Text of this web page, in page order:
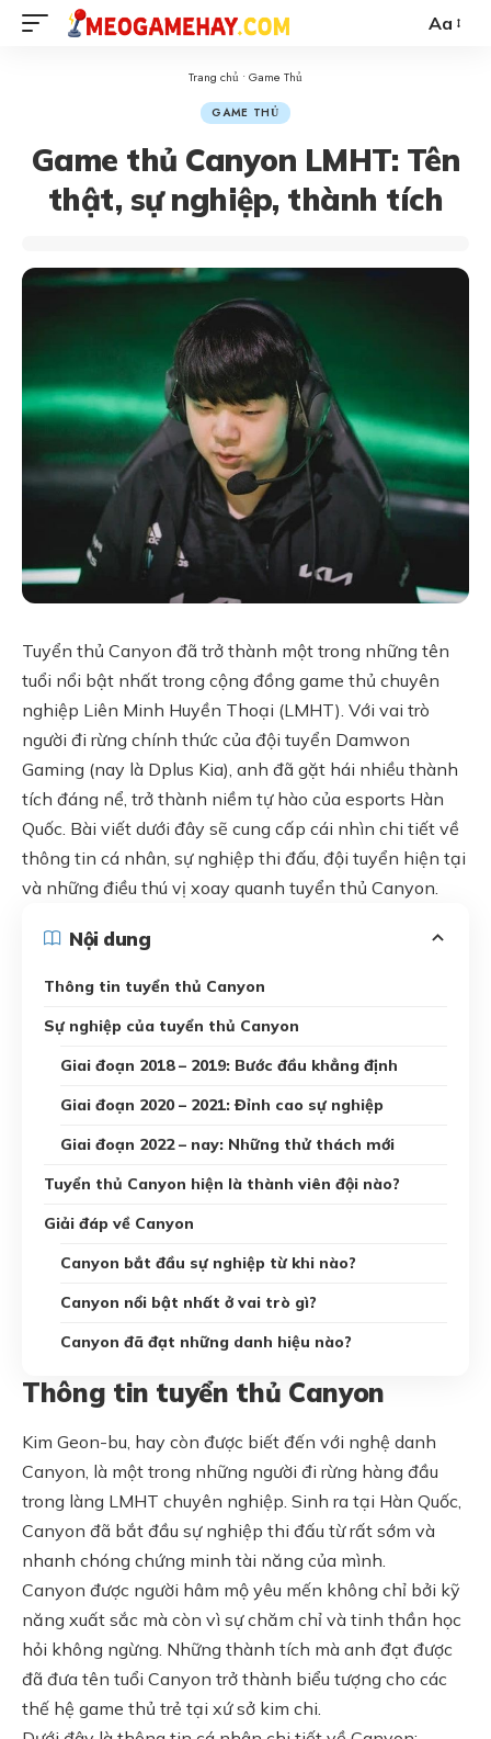
Aa
Trang chủ • Game Thủ
GAME THỦ
Game thủ Canyon LMHT: Tên
thật, sự nghiệp, thành tích
Tuyển thủ Canyon đã trở thành một trong những tên
tuổi nổi bật nhất trong cộng đồng game thủ chuyên
nghiệp Liên Minh Huyền Thoại (LMHT). Với vai trò
người đi rừng chính thức của đội tuyển Damwon
Gaming (nay là Dplus Kia), anh đã gặt hái nhiều thành
tích đáng nể, trở thành niềm tự hào của esports Hàn
Quốc. Bài viết dưới đây sẽ cung cấp cái nhìn chi tiết về
thông tin cá nhân, sự nghiệp thi đấu, đội tuyển hiện tại
và những điều thú vị xoay quanh tuyển thủ Canyon.
Nội dung
Thông tin tuyển thủ Canyon
Sự nghiệp của tuyển thủ Canyon
Giai đoạn 2018 – 2019: Bước đầu khẳng định
Giai đoạn 2020 – 2021: Đỉnh cao sự nghiệp
Giai đoạn 2022 – nay: Những thử thách mới
Tuyển thủ Canyon hiện là thành viên đội nào?
Giải đáp về Canyon
Canyon bắt đầu sự nghiệp từ khi nào?
Canyon nổi bật nhất ở vai trò gì?
Canyon đã đạt những danh hiệu nào?
Thông tin tuyển thủ Canyon
Kim Geon-bu, hay còn được biết đến với nghệ danh
Canyon, là một trong những người đi rừng hàng đầu
trong làng LMHT chuyên nghiệp. Sinh ra tại Hàn Quốc,
Canyon đã bắt đầu sự nghiệp thi đấu từ rất sớm và
nhanh chóng chứng minh tài năng của mình.
Canyon được người hâm mộ yêu mến không chỉ bởi kỹ
năng xuất sắc mà còn vì sự chăm chỉ và tinh thần học
hỏi không ngừng. Những thành tích mà anh đạt được
đã đưa tên tuổi Canyon trở thành biểu tượng cho các
thế hệ game thủ trẻ tại xứ sở kim chi.